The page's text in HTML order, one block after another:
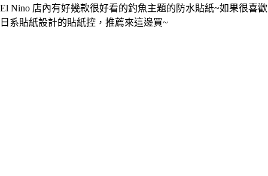
El Nino 店內有好幾款很好看的釣魚主題的防水貼紙~如果很喜歡
日系貼紙設計的貼紙控，推薦來這邊買~